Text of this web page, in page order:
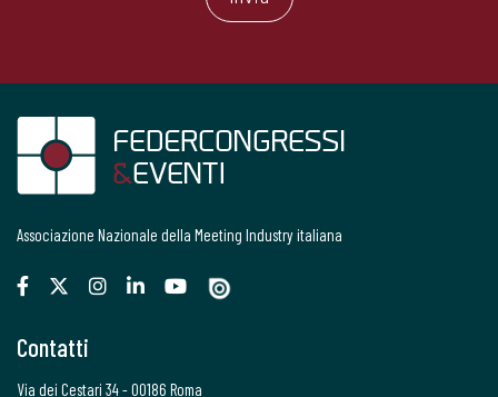
Associazione Nazionale della Meeting Industry italiana
Contatti
Via dei Cestari 34 - 00186 Roma